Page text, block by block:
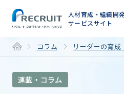
人材育成・組織開
サービスサイト
コラム リーダーの育成
連載・コラム